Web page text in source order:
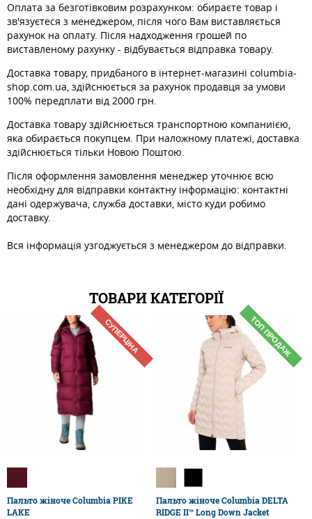
Оплата за безготівковим розрахунком: обираєте товар і
зв'язуєтеся з менеджером, після чого Вам виставляється
рахунок на оплату. Після надходження грошей по
виставленому рахунку - відбувається відправка товару.
Доставка товару, придбаного в інтернет-магазині columbia-
shop.com.ua, здійснюється за рахунок продавця за умови
100% передплати від 2000 грн.
Доставка товару здійснюється транспортною компаниією,
яка обирається покупцем. При наложному платежі, доставка
здійснюється тільки Новою Поштою.
Після оформлення замовлення менеджер уточнює всю
необхідну для відправки контактну інформацію: контактні
дані одержувача, служба доставки, місто куди робимо
доставку.
Вся інформація узгоджується з менеджером до відправки.
ТОВАРИ КАТЕГОРІЇ
СУПЕРЦІНА
Пальто жіноче Columbia PIKE
LAKE
ТОП ПРОДАЖ
Пальто жіноче Columbia DELTA
RIDGE II™ Long Down Jacket